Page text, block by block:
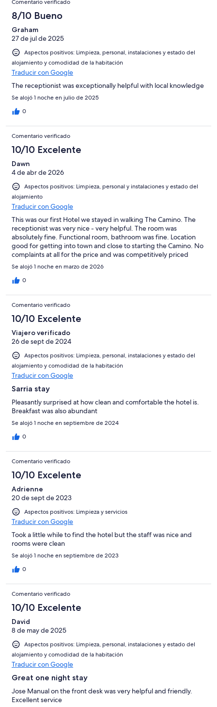
Comentario verificado
8/10 Bueno
Graham
27 de jul de 2025
Aspectos positivos: Limpieza, personal, instalaciones y estado del
alojamiento y comodidad de la habitación
Traducir con Google
The receptionist was exceptionally helpful with local knowledge
Se alojó 1 noche en julio de 2025
0
Comentario verificado
10/10 Excelente
Dawn
4 de abr de 2026
Aspectos positivos: Limpieza, personal y instalaciones y estado del
alojamiento
Traducir con Google
This was our first Hotel we stayed in walking The Camino. The
receptionist was very nice - very helpful. The room was
absolutely fine. Functional room, bathroom was fine. Location
good for getting into town and close to starting the Camino. No
complaints at all for the price and was competitively priced
compared to some of the other Camino hotels we stayed in!
Would definitely recommend and it’s walkable from the train
station.
Se alojó 1 noche en marzo de 2026
0
Comentario verificado
10/10 Excelente
Viajero verificado
26 de sept de 2024
Aspectos positivos: Limpieza, personal, instalaciones y estado del
alojamiento y comodidad de la habitación
Traducir con Google
Sarria stay
Pleasantly surprised at how clean and comfortable the hotel is.
Breakfast was also abundant
Se alojó 1 noche en septiembre de 2024
0
Comentario verificado
10/10 Excelente
Adrienne
20 de sept de 2023
Aspectos positivos: Limpieza y servicios
Traducir con Google
Took a little while to find the hotel but the staff was nice and
rooms were clean
Se alojó 1 noche en septiembre de 2023
0
Comentario verificado
10/10 Excelente
David
8 de may de 2025
Aspectos positivos: Limpieza, personal, instalaciones y estado del
alojamiento y comodidad de la habitación
Traducir con Google
Great one night stay
Jose Manual on the front desk was very helpful and friendly.
Excellent service